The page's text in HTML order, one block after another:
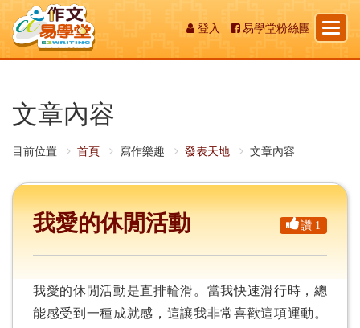
登入 易學堂粉絲團
文章內容
目前位置 首頁 寫作樂趣 發表天地 文章內容
我愛的休閒活動 讚 1
我愛的休閒活動是直排輪滑。當我快速滑行時，總
能感受到一種成就感，這讓我非常喜歡這項運動。